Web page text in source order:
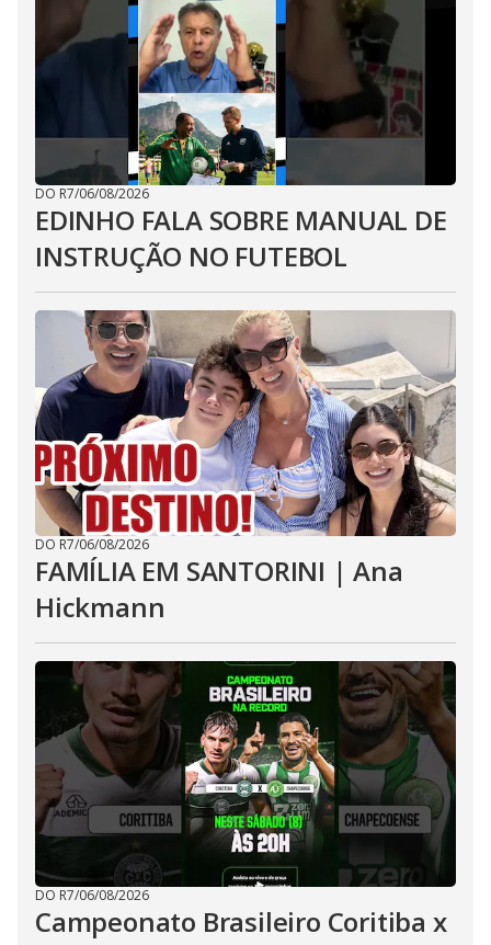
DO R7/06/08/2026
EDINHO FALA SOBRE MANUAL DE
INSTRUÇÃO NO FUTEBOL
DO R7/06/08/2026
FAMÍLIA EM SANTORINI | Ana
Hickmann
DO R7/06/08/2026
Campeonato Brasileiro Coritiba x